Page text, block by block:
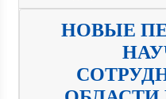
НОВЫЕ